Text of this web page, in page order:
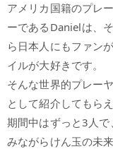
アメリカ国籍のプレ
ーであるDanielは、
ら日本人にもファン
イルが大好きです。
そんな世界的プレー
として紹介してもら
期間中はずっと3人
みながらけん玉の未